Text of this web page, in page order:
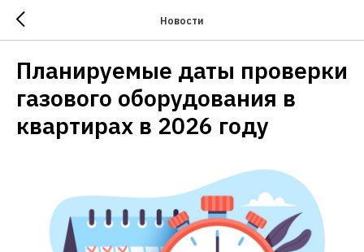
Новости
Планируемые даты проверки
газового оборудования в
квартирах в 2026 году